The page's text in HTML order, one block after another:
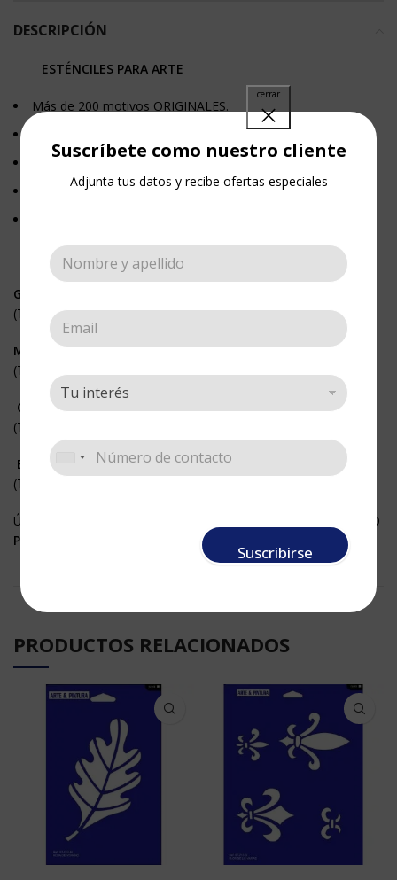
Suscríbete como nuestro cliente
Adjunta tus datos y recibe ofertas especiales
Suscribirse
DESCRIPCIÓN
ESTÉNCILES PARA ARTE
Más de 200 motivos ORIGINALES.
Somos fabricantes.
La mejor calidad, al mejor precio.
GRANDES
(Tamaño 21 x 27 cms)
MEDIANOS
(Tamaño 14 x 21 cms)
CENEFAS
(Tamaño 11 x 33 cms)
BORDES
(Tamaño 5,5 x 33 cms)
Úsalos fijándolos a cualquier superficie con nuestro «
ADHESIVO
PARA STENCIL
PRODUCTOS RELACIONADOS